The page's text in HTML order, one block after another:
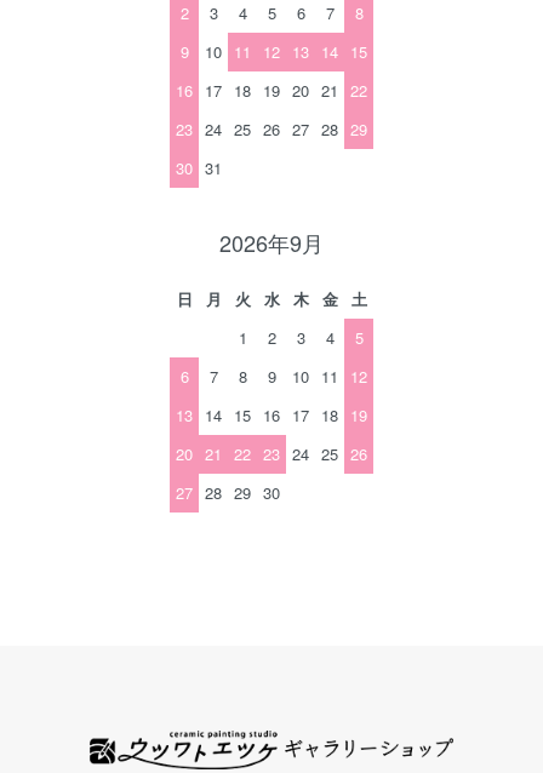
2
3 4 5 6 7
8
9
10 11 12 13 14 15
16 17 18 19 20 21
22
23 24 25 26 27 28 29
30 31
2026年9月
日 月 火 水 木 金
土
1
2 3 4
5
6
7 8 9 10 11
12
13 14 15 16 17 18 19
20 21 22 23 24 25 26
27 28 29 30